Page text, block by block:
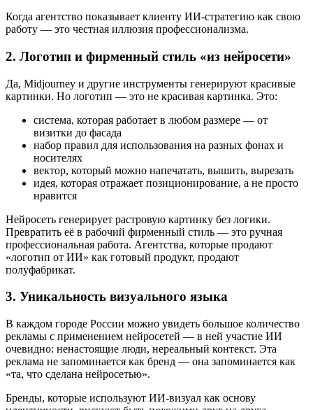
Когда агентство показывает клиенту ИИ-стратегию как свою
работу — это честная иллюзия профессионализма.
2. Логотип и фирменный стиль «из нейросети»
Да, Midjourney и другие инструменты генерируют красивые
картинки. Но логотип — это не красивая картинка. Это:
система, которая работает в любом размере — от
визитки до фасада
набор правил для использования на разных фонах и
носителях
вектор, который можно напечатать, вышить, вырезать
идея, которая отражает позиционирование, а не просто
нравится
Нейросеть генерирует растровую картинку без логики.
Превратить её в рабочий фирменный стиль — это ручная
профессиональная работа. Агентства, которые продают
«логотип от ИИ» как готовый продукт, продают
полуфабрикат.
3. Уникальность визуального языка
В каждом городе России можно увидеть большое количество
рекламы с применением нейросетей — в ней участие ИИ
очевидно: ненастоящие люди, нереальный контекст. Эта
реклама не запоминается как бренд — она запоминается как
«та, что сделана нейросетью».
Бренды, которые используют ИИ-визуал как основу